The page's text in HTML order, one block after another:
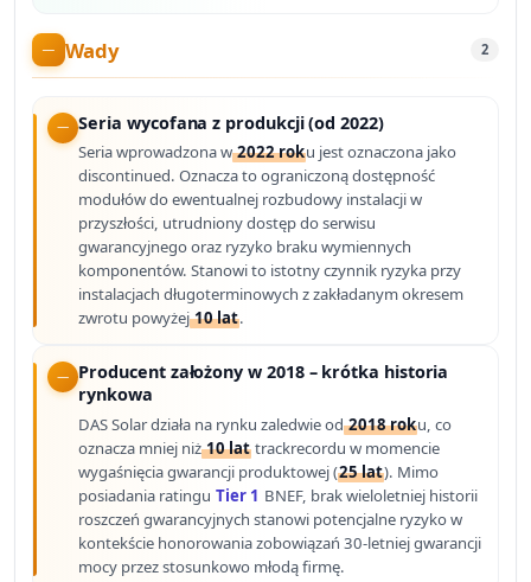
Wady 2
Seria wycofana z produkcji (od 2022)
Seria wprowadzona w2022 roku jest oznaczona jako
discontinued. Oznacza to ograniczoną dostępność
modułów do ewentualnej rozbudowy instalacji w
przyszłości, utrudniony dostęp do serwisu
gwarancyjnego oraz ryzyko braku wymiennych
komponentów. Stanowi to istotny czynnik ryzyka przy
instalacjach długoterminowych z zakładanym okresem
zwrotu powyżej10 lat.
Producent założony w 2018 – krótka historia
rynkowa
DAS Solar działa na rynku zaledwie od2018 roku, co
oznacza mniej niż10 lat trackrecordu w momencie
wygaśnięcia gwarancji produktowej (25 lat). Mimo
posiadania ratingu Tier 1 BNEF, brak wieloletniej historii
roszczeń gwarancyjnych stanowi potencjalne ryzyko w
kontekście honorowania zobowiązań 30-letniej gwarancji
mocy przez stosunkowo młodą firmę.